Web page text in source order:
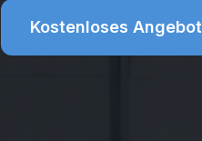
Kostenloses Angebot